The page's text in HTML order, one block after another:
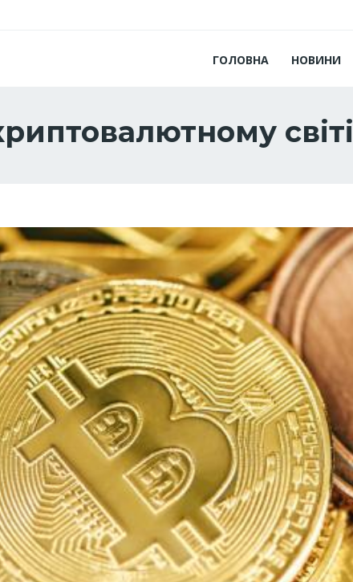
ГОЛОВНА НОВИНИ
світі